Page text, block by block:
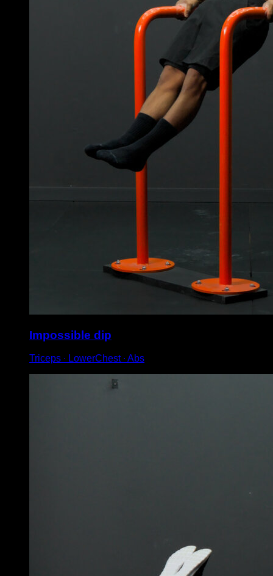
Impossible dip
Triceps ∙ LowerChest ∙ Abs